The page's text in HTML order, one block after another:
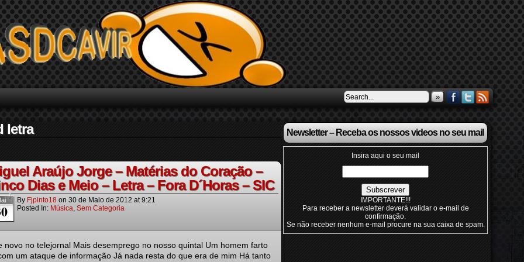
»
letra
Araújo Jorge – Matérias do Coração –
Dias e Meio – Letra – Fora D´Horas – SIC
By Fjpinto18 on 30 de Maio de 2012 at9:21
Posted In: Música, Sem Categoria
novo no telejornal Mais desemprego no nosso quintal Um homem farto
um ataque de informação Já nada resta do que era de mim Há tanto
Newsletter – Receba os nossos videos no seu mail
Insira aqui o seu mail
IMPORTANTE!!!
Para receber a newsletter deverá validar o e-mail de
confirmação.
Se não receber nenhum e-mail procure na sua caixa de spam.